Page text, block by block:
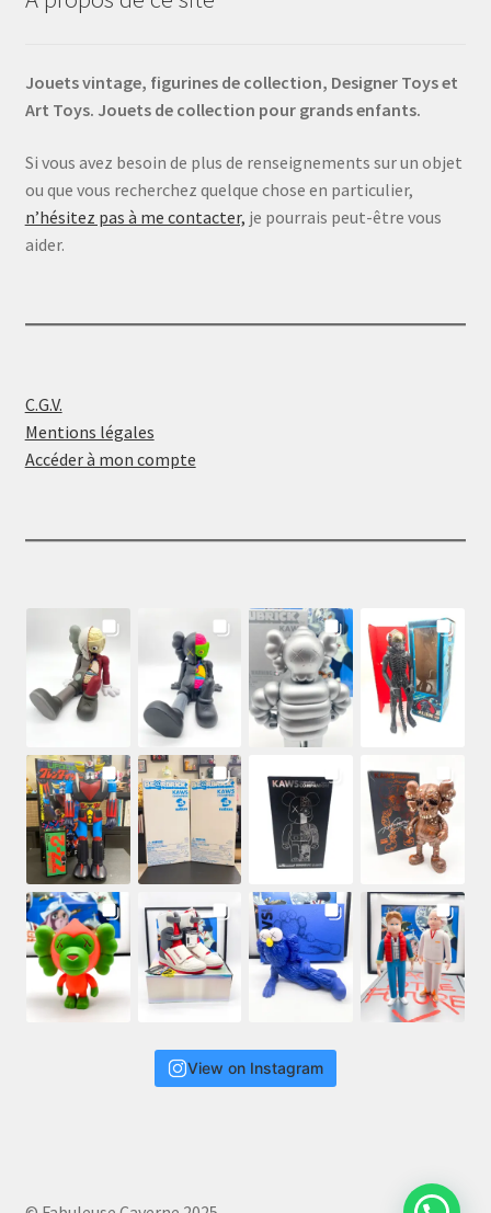
Jouets vintage, figurines de collection, Designer Toys et
Art Toys. Jouets de collection pour grands enfants.
Si vous avez besoin de plus de renseignements sur un objet
ou que vous recherchez quelque chose en particulier,
n’hésitez pas à me contacter, je pourrais peut-être vous
aider.
C.G.V.
Mentions légales
Accéder à mon compte
View on Instagram